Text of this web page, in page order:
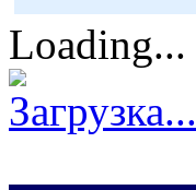
Loading...
Загрузка...